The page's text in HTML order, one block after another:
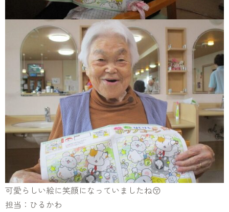
可愛らしい絵に笑顔になっていましたね😚
担当：ひるかわ